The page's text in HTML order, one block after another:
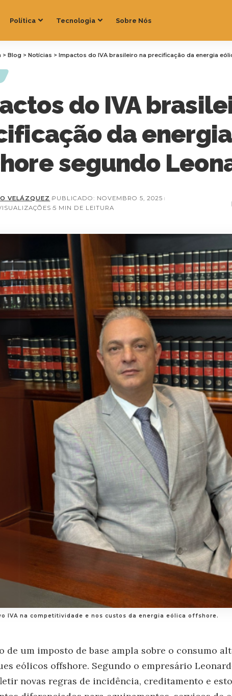
Política Tecnologia Sobre Nós
> Blog > Notícias > Impactos do IVA brasileiro na precificação da energia
do IVA
da
segundo
VELÁZQUEZ PUBLICADO: NOVEMBRO 5, 2025
5 MIN DE LEITURA
IVA na competitividade e nos custos da energia eólica offshore.
de um imposto de base ampla sobre o consumo
eólicos offshore. Segundo o empresário
novas regras de incidência, creditamento e